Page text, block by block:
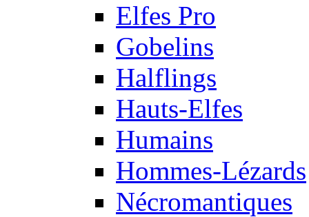
Elfes Pro
Gobelins
Halflings
Hauts-Elfes
Humains
Hommes-Lézards
Nécromantiques